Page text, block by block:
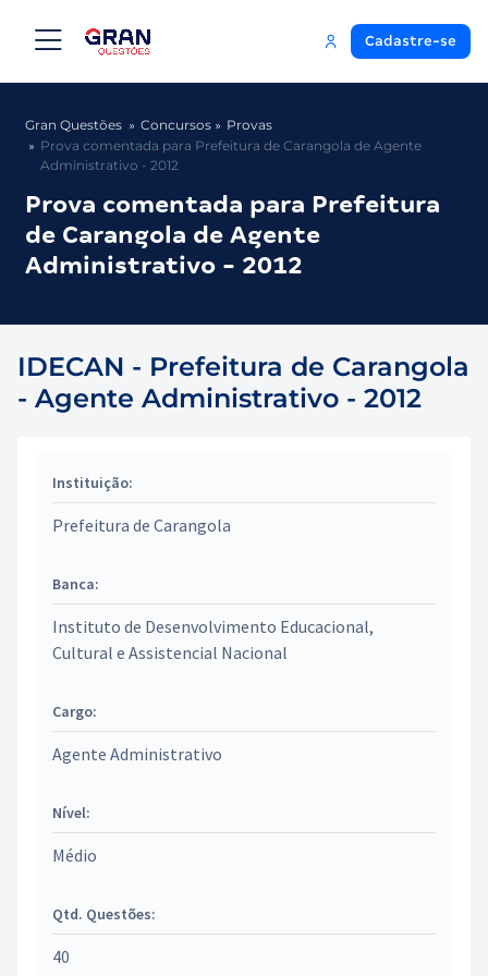
Cadastre-se
Gran Questões Concursos
Provas
Prova comentada para Prefeitura de Carangola de Agente
Administrativo - 2012
Prova comentada para Prefeitura
de Carangola de Agente
Administrativo - 2012
IDECAN - Prefeitura de Carangola
- Agente Administrativo - 2012
Instituição:
Prefeitura de Carangola
Banca:
Instituto de Desenvolvimento Educacional,
Cultural e Assistencial Nacional
Cargo:
Agente Administrativo
Nível:
Médio
Qtd. Questões:
40